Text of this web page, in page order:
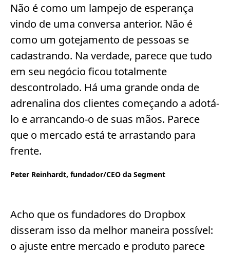
Não é como um lampejo de esperança
vindo de uma conversa anterior. Não é
como um gotejamento de pessoas se
cadastrando. Na verdade, parece que tudo
em seu negócio ficou totalmente
descontrolado. Há uma grande onda de
adrenalina dos clientes começando a adotá-
lo e arrancando-o de suas mãos. Parece
que o mercado está te arrastando para
frente.
Peter Reinhardt, fundador/CEO da Segment
Acho que os fundadores do Dropbox
disseram isso da melhor maneira possível:
o ajuste entre mercado e produto parece